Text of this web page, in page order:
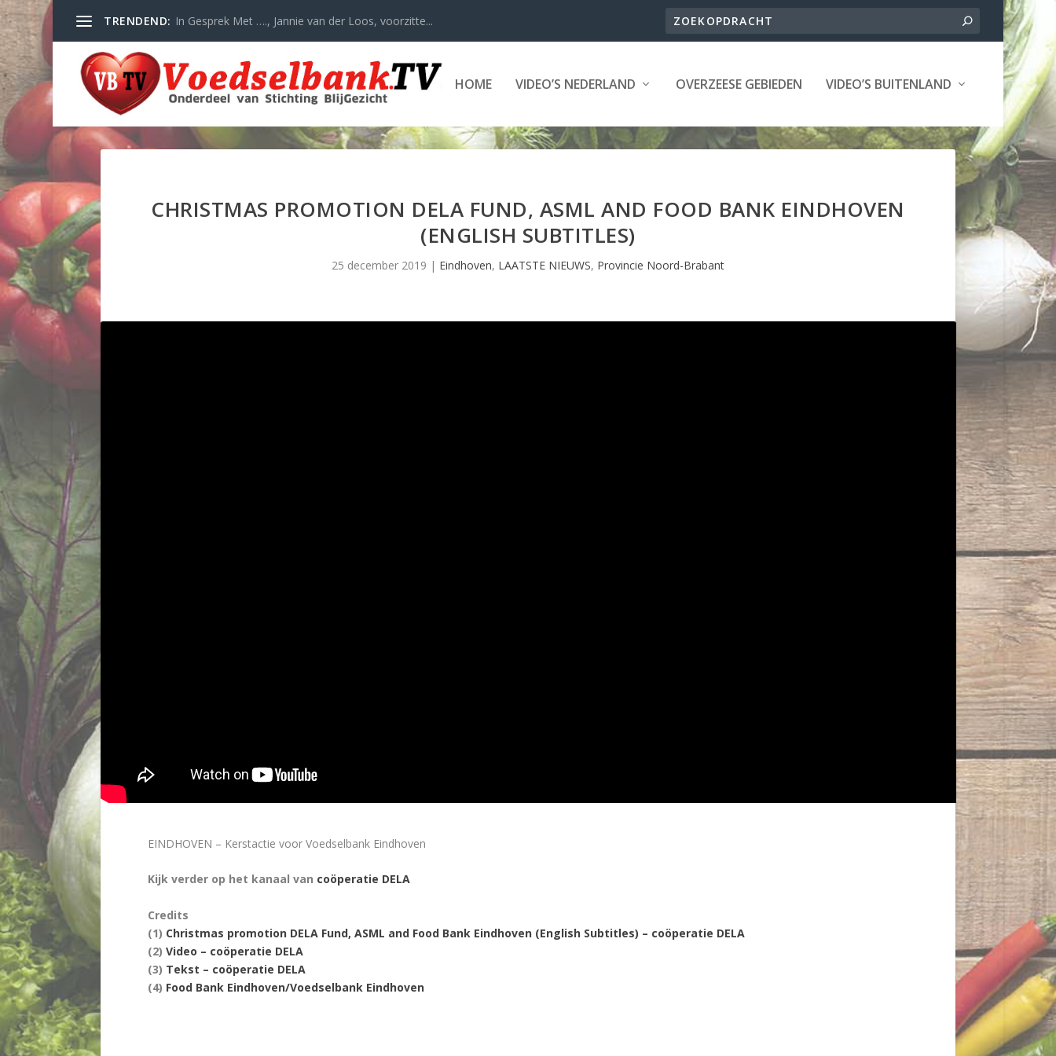
TRENDEND: In Gesprek Met …., Jannie van der Loos, voorzitte...
HOME VIDEO’S NEDERLAND OVERZEESE GEBIEDEN VIDEO’S BUITENLAND
CHRISTMAS PROMOTION DELA FUND, ASML AND FOOD BANK EINDHOVEN
(ENGLISH SUBTITLES)
25 december 2019 | Eindhoven, LAATSTE NIEUWS, Provincie Noord-Brabant
EINDHOVEN – Kerstactie voor Voedselbank Eindhoven
Kijk verder op het kanaal van coöperatie DELA
Credits
(1) Christmas promotion DELA Fund, ASML and Food Bank Eindhoven (English Subtitles) – coöperatie DELA
(2) Video – coöperatie DELA
(3) Tekst – coöperatie DELA
(4) Food Bank Eindhoven/Voedselbank Eindhoven